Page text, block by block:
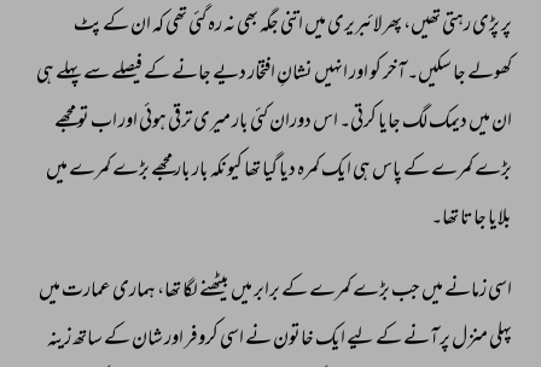
پر پڑی رہتی تھیں، پھر لائبریری میں اتنی جگہ بھی نہ رہ گئی تھی کہ ان کے پٹ
کھولے جا سکیں۔ آخر کو اور انہیں نشانِ افتخار دیے جانے کے فیصلے سے پہلے ہی
ان میں دیمک لگ جایا کرتی۔ اس دوران کئی بار میری ترقی ہوئی اور اب تو مجھے
بڑے کمرے کے پاس ہی ایک کمرہ دیا گیا تھا کیونکہ بار بار مجھے بڑے کمرے میں
بلایا جاتا تھا۔
اسی زمانے میں جب بڑے کمرے کے برابر میں بیٹھنے لگا تھا، ہماری عمارت میں
پہلی منزل پر آنے کے لیے ایک خاتون نے اسی کروفر اور شان کے ساتھ زینہ